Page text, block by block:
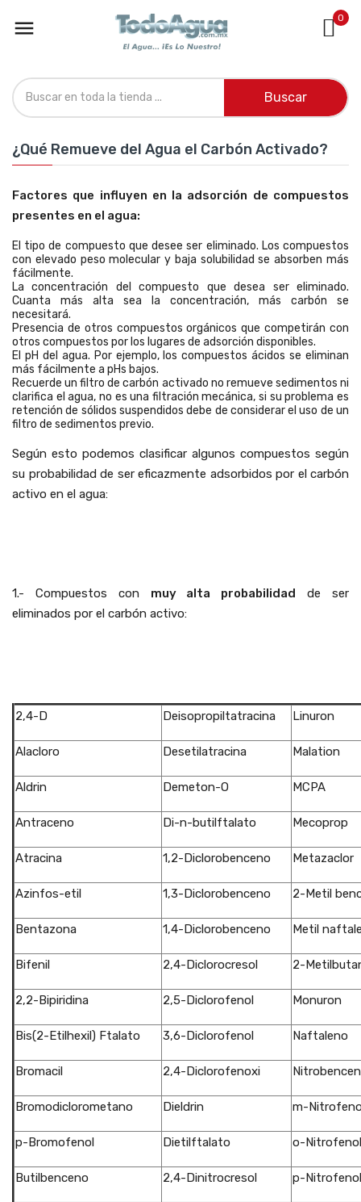
 0
Buscar
¿Qué Remueve del Agua el Carbón Activado?
Factores que influyen en la adsorción de compuestos
presentes en el agua:
El tipo de compuesto que desee ser eliminado. Los compuestos
con elevado peso molecular y baja solubilidad se absorben más
fácilmente.
La concentración del compuesto que desea ser eliminado.
Cuanta más alta sea la concentración, más carbón se
necesitará.
Presencia de otros compuestos orgánicos que competirán con
otros compuestos por los lugares de adsorción disponibles.
El pH del agua. Por ejemplo, los compuestos ácidos se eliminan
más fácilmente a pHs bajos.
Recuerde un filtro de carbón activado no remueve sedimentos ni
clarifica el agua, no es una filtración mecánica, si su problema es
retención de sólidos suspendidos debe de considerar el uso de un
filtro de sedimentos previo.
Según esto podemos clasificar algunos compuestos según
su probabilidad de ser eficazmente adsorbidos por el carbón
activo en el agua:
1.- Compuestos con muy alta probabilidad de ser
eliminados por el carbón activo:
2,4-D Deisopropiltatracina Linuron
Alacloro Desetilatracina Malation
Aldrin Demeton-O MCPA
Antraceno Di-n-butilftalato Mecoprop
Atracina 1,2-Diclorobenceno Metazaclor
Azinfos-etil 1,3-Diclorobenceno 2-Metil
Bentazona 1,4-Diclorobenceno Metil
Bifenil 2,4-Diclorocresol 2-
2,2-Bipiridina 2,5-Diclorofenol Monuron
Bis(2-Etilhexil) Ftalato 3,6-Diclorofenol Naftaleno
Bromacil 2,4-Diclorofenoxi
Bromodiclorometano Dieldrin m-
p-Bromofenol Dietilftalato o-Nitrofenol
Butilbenceno 2,4-Dinitrocresol p-Nitrofenol